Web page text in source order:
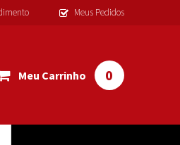
Meus Pedidos
Meu Carrinho 0